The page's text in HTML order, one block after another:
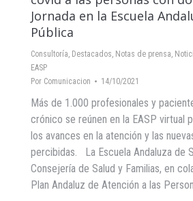
Jornada en la Escuela
Pública
Consultoría, Destacados, Notas de prensa,
EASP
Por Comunicacion 14/10/2021
Más de 1.000 profesionales y
crónico se reúnen en la EASP virtual
los avances en la atención y las
percibidas. La Escuela Andaluza de
Consejería de Salud y Familias, en
Plan Andaluz de Atención a las